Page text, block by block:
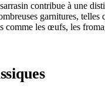
contribue à une
garnitures,
comme les œufs, les